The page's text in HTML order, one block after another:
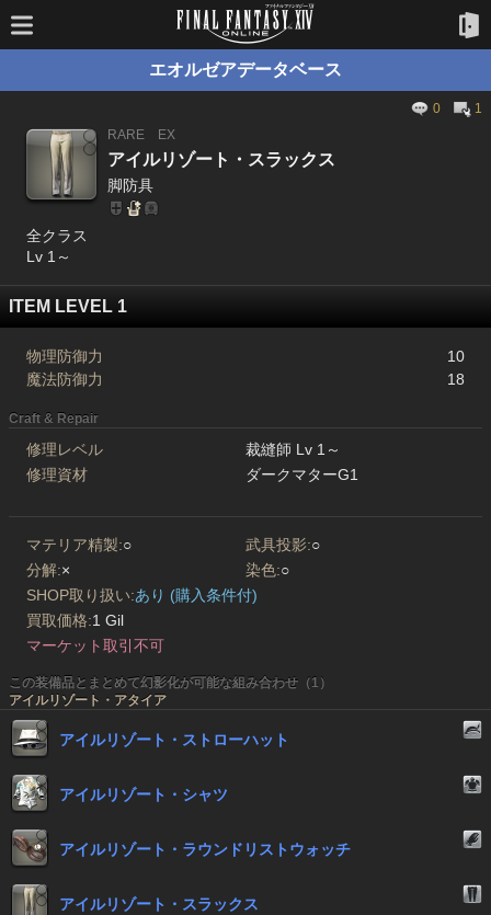
エオルゼアデータベース
0
1
RARE
EX
アイルリゾート・スラックス
脚防具
全クラス
Lv 1～
ITEM LEVEL 1
物理防御力
10
魔法防御力
18
Craft & Repair
修理レベル
裁縫師 Lv 1～
修理資材
ダークマターG1
マテリア精製:○ 武具投影:○
分解:× 染色:○
SHOP取り扱い:あり (購入条件付)
買取価格:1 Gil
マーケット取引不可
この装備品とまとめて幻影化が可能な組み合わせ（1）
アイルリゾート・アタイア
アイルリゾート・ストローハット
アイルリゾート・シャツ
アイルリゾート・ラウンドリストウォッチ
アイルリゾート・スラックス